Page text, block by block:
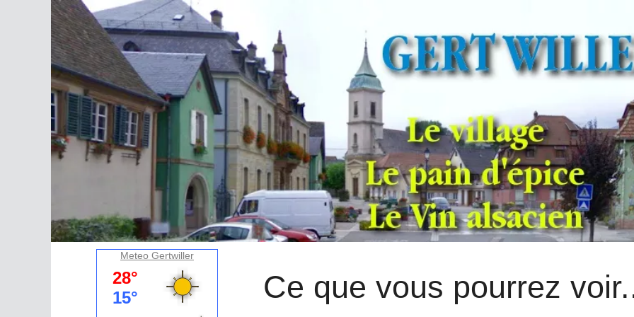
Ce que vous pourrez
Meteo Gertwiller